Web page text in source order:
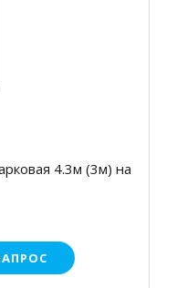
4.3м (3м) на